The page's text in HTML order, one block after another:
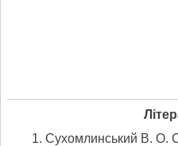
Сухомлинський В. О.